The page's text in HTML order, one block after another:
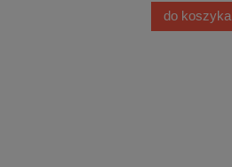
do koszyka